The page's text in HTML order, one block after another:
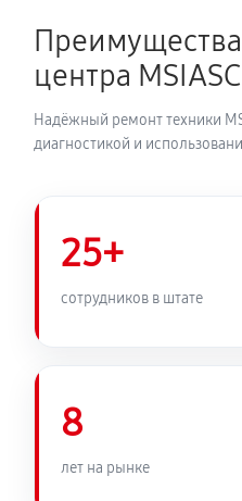
Замена звуковой платы
460 руб
центра MSIASC
Надёжный ремонт техники
диагностикой и
25+
сотрудников в штате
8
лет на рынке